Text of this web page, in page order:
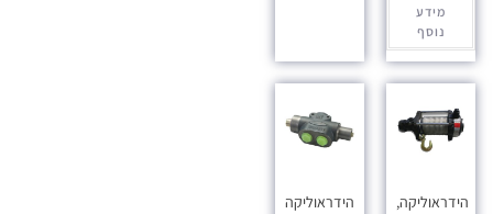
מידע
נוסף
הידראוליקה,
הידראוליקה